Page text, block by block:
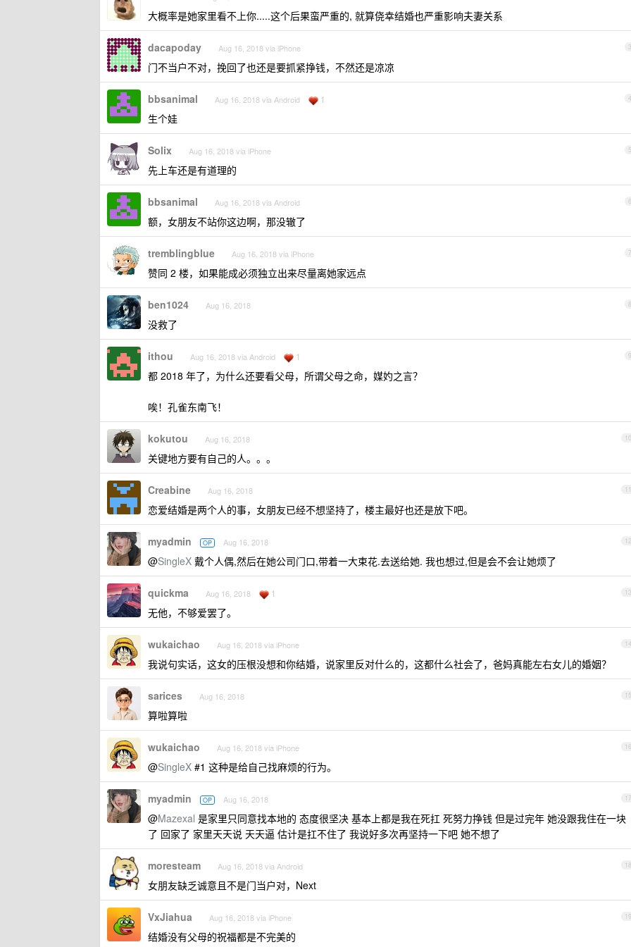
大概率是她家里看不上你.....这个后果蛮严重的, 就算侥幸结婚也严重影响夫妻关系
3
dacapoday Aug 16, 2018 via iPhone
门不当户不对，挽回了也还是要抓紧挣钱，不然还是凉凉
4
bbsanimal Aug 16, 2018 via Android 1
生个娃
5
Solix Aug 16, 2018 via iPhone
先上车还是有道理的
6
bbsanimal Aug 16, 2018 via Android
额，女朋友不站你这边啊，那没辙了
7
tremblingblue Aug 16, 2018 via iPhone
赞同 2 楼，如果能成必须独立出来尽量离她家远点
8
ben1024 Aug 16, 2018
没救了
9
ithou Aug 16, 2018 via Android 1
都 2018 年了，为什么还要看父母，所谓父母之命，媒妁之言？
唉！孔雀东南飞！
10
kokutou Aug 16, 2018
关键地方要有自己的人。。。
11
Creabine Aug 16, 2018
恋爱结婚是两个人的事，女朋友已经不想坚持了，楼主最好也还是放下吧。
12
myadmin OP Aug 16, 2018
@SingleX 戴个人偶,然后在她公司门口,带着一大束花.去送给她. 我也想过,但是会不会让她烦了
13
quickma Aug 16, 2018 1
无他，不够爱罢了。
14
wukaichao Aug 16, 2018 via iPhone
我说句实话，这女的压根没想和你结婚，说家里反对什么的，这都什么社会了，爸妈真能左右女儿的婚姻？
15
sarices Aug 16, 2018
算啦算啦
16
wukaichao Aug 16, 2018 via iPhone
@SingleX #1 这种是给自己找麻烦的行为。
17
myadmin OP Aug 16, 2018
@Mazexal 是家里只同意找本地的 态度很坚决 基本上都是我在死扛 死努力挣钱 但是过完年 她没跟我住在一块
了 回家了 家里天天说 天天逼 估计是扛不住了 我说好多次再坚持一下吧 她不想了
18
moresteam Aug 16, 2018 via Android
女朋友缺乏诚意且不是门当户对，Next
19
VxJiahua Aug 16, 2018 via iPhone
结婚没有父母的祝福都是不完美的